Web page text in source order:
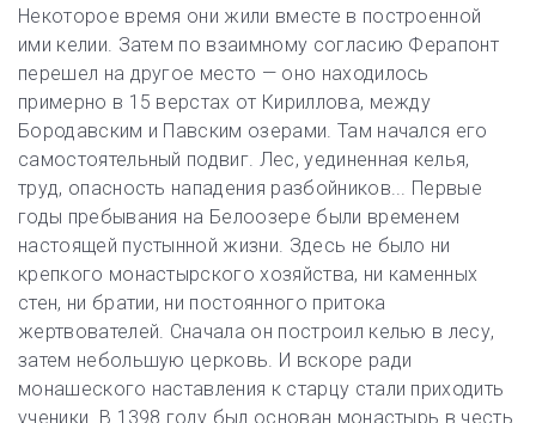
Некоторое время они жили вместе в построенной
ими келии. Затем по взаимному согласию Ферапонт
перешел на другое место — оно находилось
примерно в 15 верстах от Кириллова, между
Бородавским и Павским озерами. Там начался его
самостоятельный подвиг. Лес, уединенная келья,
труд, опасность нападения разбойников... Первые
годы пребывания на Белоозере были временем
настоящей пустынной жизни. Здесь не было ни
крепкого монастырского хозяйства, ни каменных
стен, ни братии, ни постоянного притока
жертвователей. Сначала он построил келью в лесу,
затем небольшую церковь. И вскоре ради
монашеского наставления к старцу стали приходить
ученики. В 1398 году был основан монастырь в честь